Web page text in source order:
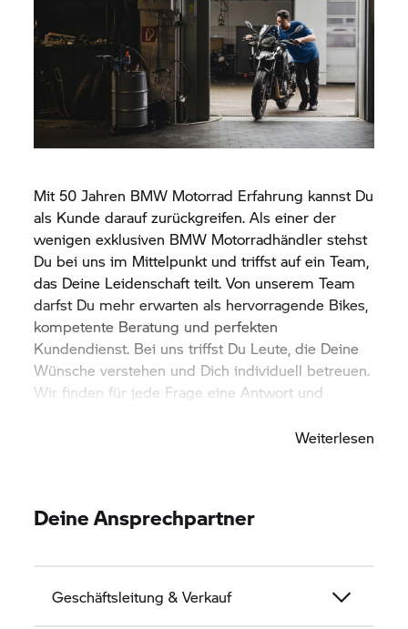
Mit 50 Jahren BMW Motorrad Erfahrung kannst Du
als Kunde darauf zurückgreifen. Als einer der
wenigen exklusiven BMW Motorradhändler stehst
Du bei uns im Mittelpunkt und triffst auf ein Team,
das Deine Leidenschaft teilt. Von unserem Team
darfst Du mehr erwarten als hervorragende Bikes,
kompetente Beratung und perfekten
Kundendienst. Bei uns triffst Du Leute, die Deine
Wünsche verstehen und Dich individuell betreuen.
Wir finden für jede Frage eine Antwort und
Weiterlesen
Deine Ansprechpartner
Geschäftsleitung & Verkauf